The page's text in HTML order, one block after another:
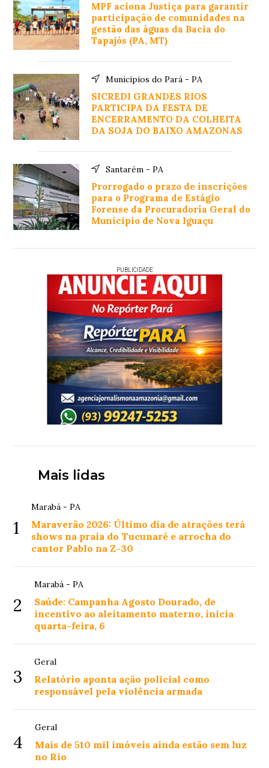
MPF aciona Justiça para garantir
participação de comunidades na
gestão das águas da Bacia do
Tapajós (PA, MT)
Municipios do Pará - PA
SICREDI GRANDES RIOS
PARTICIPA DA FESTA DE
ENCERRAMENTO DA COLHEITA
DA SOJA DO BAIXO AMAZONAS
Santarém - PA
Prorrogado o prazo de inscrições
para o Programa de Estágio
Forense da Procuradoria Geral do
Município de Nova Iguaçu
PUBLICIDADE
Mais lidas
1
Marabá - PA
Maraverão 2026: Último dia de atrações terá
shows na praia do Tucunaré e arrocha do
cantor Pablo na Z-30
2
Marabá - PA
Saúde: Campanha Agosto Dourado, de
incentivo ao aleitamento materno, inicia
quarta-feira, 6
3
Geral
Relatório aponta ação policial como
responsável pela violência armada
4
Geral
Mais de 510 mil imóveis ainda estão sem luz
no Rio